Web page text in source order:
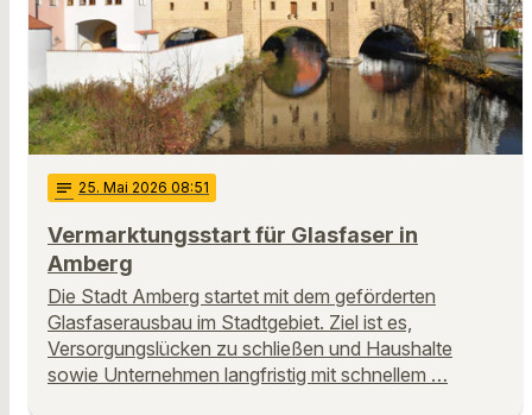
notes 25. Mai 2026 08:51
Vermarktungsstart für Glasfaser in
Amberg
Die Stadt Amberg startet mit dem geförderten
Glasfaserausbau im Stadtgebiet. Ziel ist es,
Versorgungslücken zu schließen und Haushalte
sowie Unternehmen langfristig mit schnellem …